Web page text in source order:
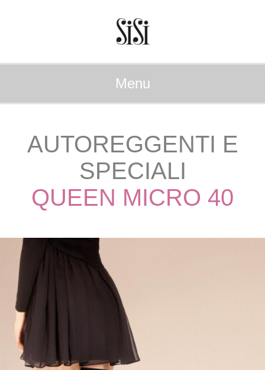
Menu
AUTOREGGENTI E
SPECIALI
QUEEN MICRO 40